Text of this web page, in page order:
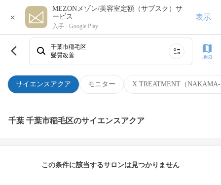
×
MEZONメゾン/美容室定額（サブスク）サ
ービス
入手 - Google Play
表示
サイエンスアクア モニター X TREATMENT（
千葉市稲毛区
髪質改善
地図
千葉 千葉市稲毛区のサイエンスアクア
この条件に該当するサロンは見つかりません